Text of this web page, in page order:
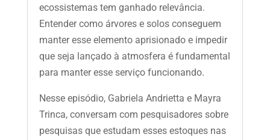
ecossistemas tem ganhado relevância.
Entender como árvores e solos conseguem
manter esse elemento aprisionado e impedir
que seja lançado à atmosfera é fundamental
para manter esse serviço funcionando.
Nesse episódio, Gabriela Andrietta e Mayra
Trinca, conversam com pesquisadores sobre
pesquisas que estudam esses estoques nas